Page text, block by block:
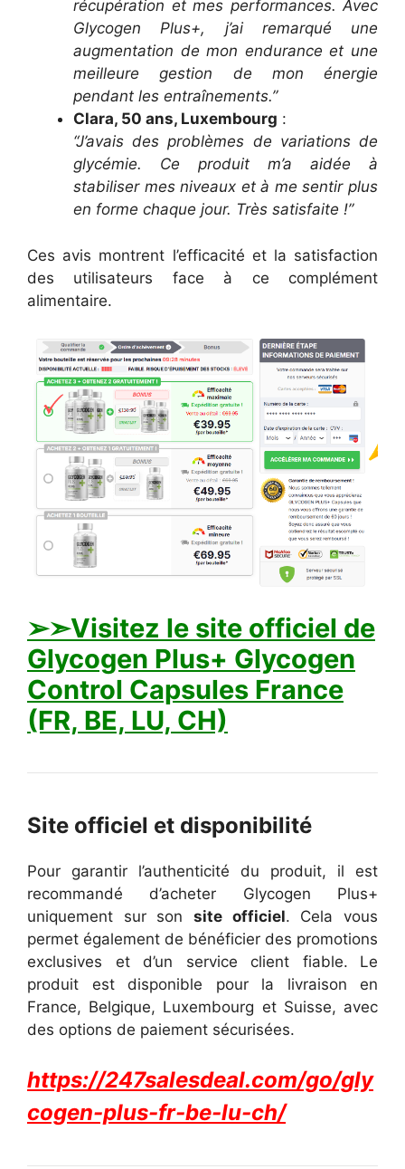
récupération et mes performances. Avec
Glycogen Plus+, j’ai remarqué une
augmentation de mon endurance et une
meilleure gestion de mon énergie
pendant les entraînements.”
Clara, 50 ans, Luxembourg :
“J’avais des problèmes de variations de
glycémie. Ce produit m’a aidée à
stabiliser mes niveaux et à me sentir plus
en forme chaque jour. Très satisfaite !”
Ces avis montrent l’efficacité et la satisfaction
des utilisateurs face à ce complément
alimentaire.
➢➣Visitez le site officiel de
Glycogen Plus+ Glycogen
Control Capsules France
(FR, BE, LU, CH)
Site officiel et disponibilité
Pour garantir l’authenticité du produit, il est
recommandé d’acheter Glycogen Plus+
uniquement sur son site officiel. Cela vous
permet également de bénéficier des promotions
exclusives et d’un service client fiable.
Le
produit est disponible pour la livraison en
France, Belgique, Luxembourg et Suisse, avec
des options de paiement sécurisées.
https://247salesdeal.com/go/gly
cogen-plus-fr-be-lu-ch/